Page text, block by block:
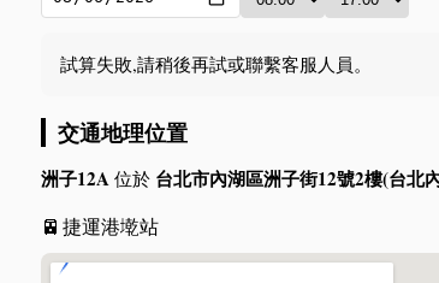
試算失敗,請稍後再試或聯繫客服人員。
交通地理位置
洲子12A位於 台北市內湖區洲子街12號2樓(台北
🚈 捷運港墘站